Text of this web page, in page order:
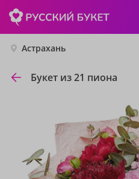
Астрахань
Букет из 21 пиона